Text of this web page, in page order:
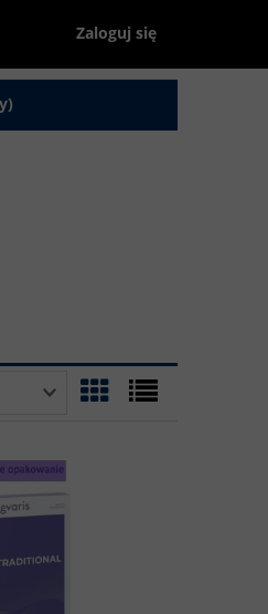
Zaloguj się